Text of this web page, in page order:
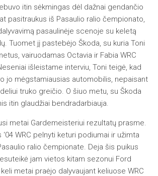
itin sėkmingas dėl dažnai gendančio
pasitraukus iš Pasaulio ralio čempionato,
pasaulinėje scenoje su keletą
Tuomet jį pastebėjo Škoda, su kuria Toni
vairuodamas Octavia ir Fabia WRC
išleistame interviu, Toni teigė, kad
jo mėgstamiausias automobilis, nepaisant
truko greičio. O šiuo metu, su Škoda
itin glaudžiai bendradarbiauja.
metai Gardemeisteriui rezultatų prasme.
WRC pelnyti keturi podiumai ir užimta
ralio čempionate. Deja šis puikus
jam vietos kitam sezonui Ford
metai praėjo dalyvaujant keliuose WRC